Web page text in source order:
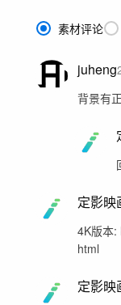
素材评论
juheng
背景有
定影映
4K版本:
html
定影映